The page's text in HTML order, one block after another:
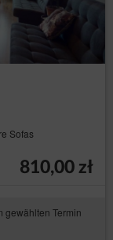
Sofas
810,00 zł
gewählten Termin